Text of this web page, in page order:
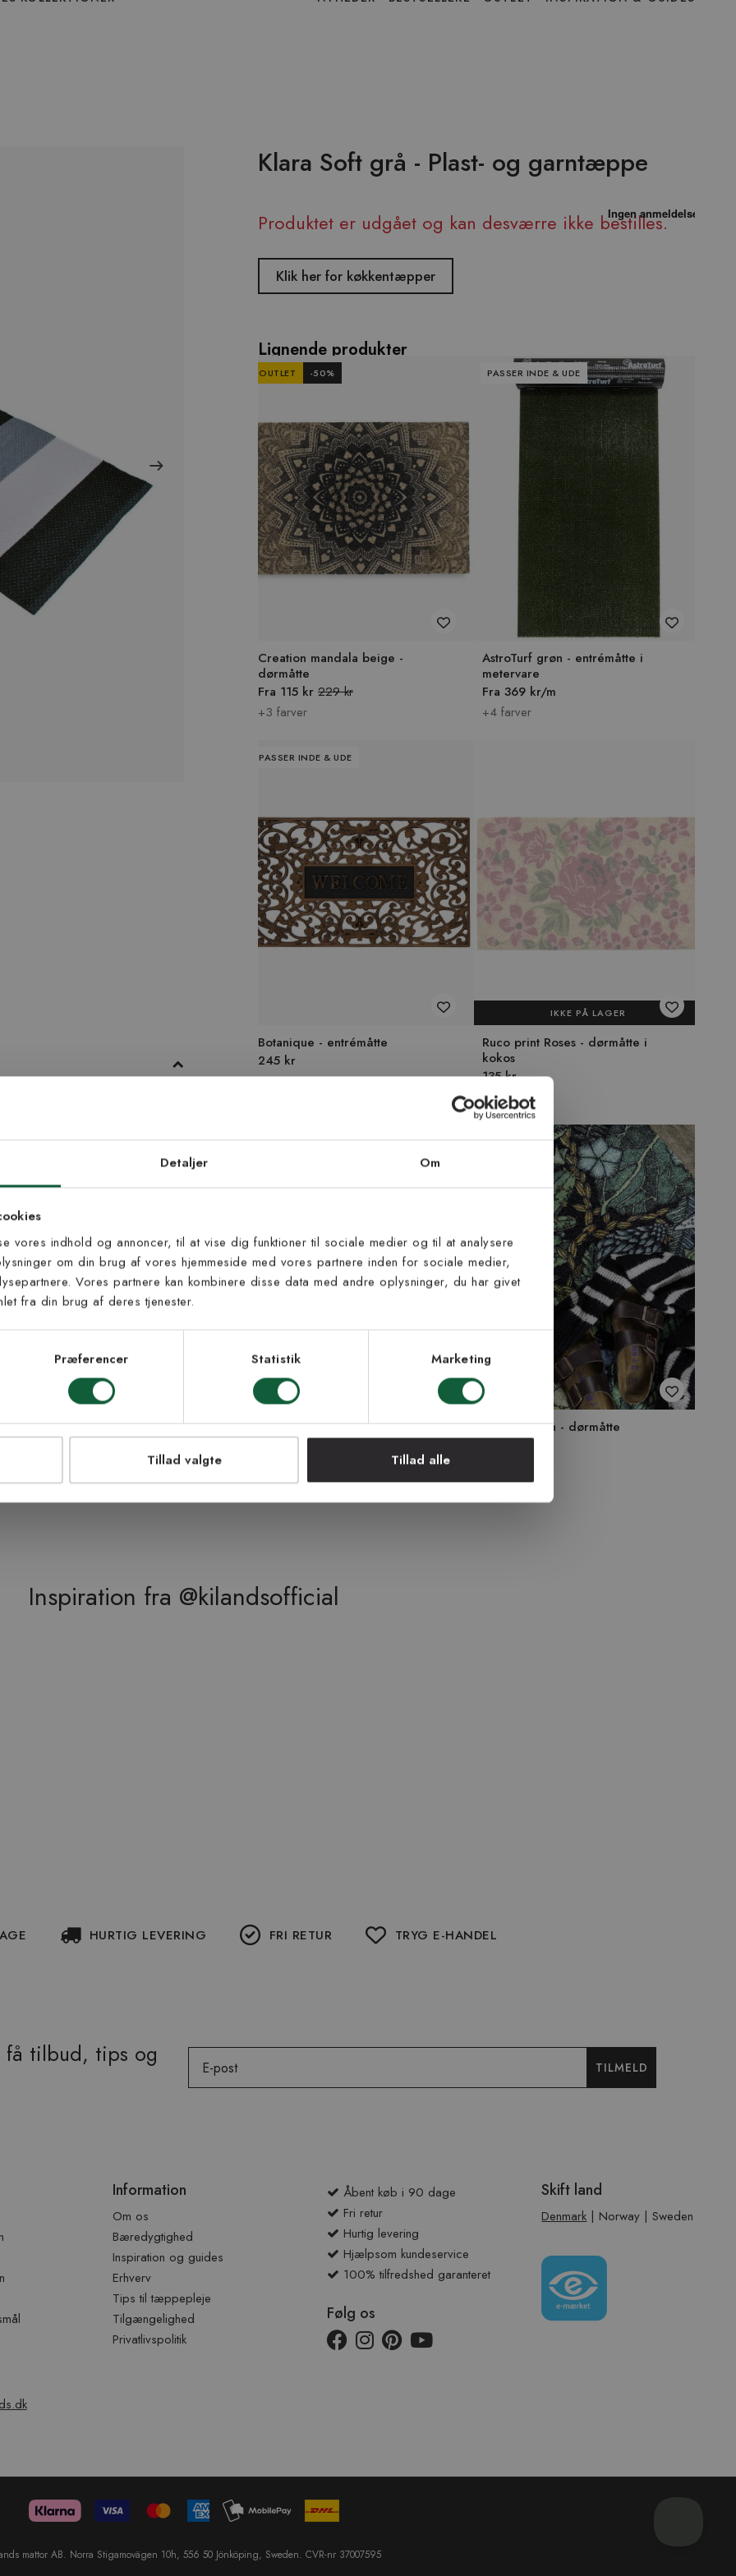
Detaljer Om
vores indhold og annoncer, til at vise dig funktioner til sociale medier og til at analysere
om din brug af vores hjemmeside med vores partnere inden for sociale medier,
Vores partnere kan kombinere disse data med andre oplysninger, du har givet
fra din brug af deres tjenester.
Præferencer Statistik Marketing
Tillad valgte Tillad alle
Klara Soft grå - Plast- og garntæppe
Produktet er udgået og kan desværre ikke bestilles.
Klik her for køkkentæpper
Lignende produkter
OUTLET -50%
Creation mandala beige -
dørmåtte
Fra 115 kr 229 kr
+3 farver
PASSER INDE & UDE
AstroTurf grøn - entrémåtte i
metervare
Fra 369 kr/m
+4 farver
PASSER INDE & UDE
Botanique - entrémåtte
245 kr
IKKE PÅ LAGER
Ruco print Roses - dørmåtte i
kokos
135 kr
+10 farver
Loupelou kokos grå - dørmåtte
Fra 190 kr
Klorofyl grøn - dørmåtte
plast og garn. Dette gør tæppet
Inspiration fra @kilandsofficial
HURTIG LEVERING FRI RETUR TRYG E-HANDEL
få tilbud, tips og
TILMELD
Information
Om os
Bæredygtighed
Inspiration og guides
Erhverv
Tips til tæppepleje
Tilgængelighed
Privatlivspolitik
Åbent køb i 90 dage
Fri retur
Hurtig levering
Hjælpsom kundeservice
100% tilfredshed garanteret
Følg os
Skift land
Denmark | Norway |Sweden
mattor AB. Norra Stigamovägen 10h, 556 50 Jönköping, Sweden. CVR-nr 37007595
dig vores
at modtage vores tilbud,
TAK!